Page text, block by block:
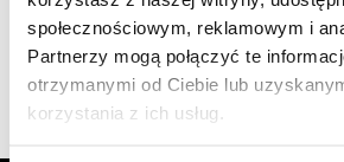
społecznościowym, reklamowym i
Partnerzy mogą połączyć te
otrzymanymi od Ciebie lub
korzystania z ich usług.